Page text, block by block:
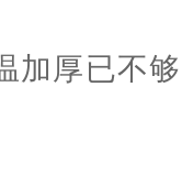
厚已不够